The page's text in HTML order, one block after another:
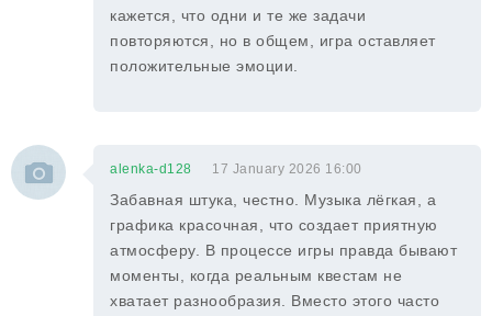
кажется, что одни и те же задачи
повторяются, но в общем, игра оставляет
положительные эмоции.
alenka-d128 17 January 2026 16:00
Забавная штука, честно. Музыка лёгкая, а
графика красочная, что создает приятную
атмосферу. В процессе игры правда бывают
моменты, когда реальным квестам не
хватает разнообразия. Вместо этого часто